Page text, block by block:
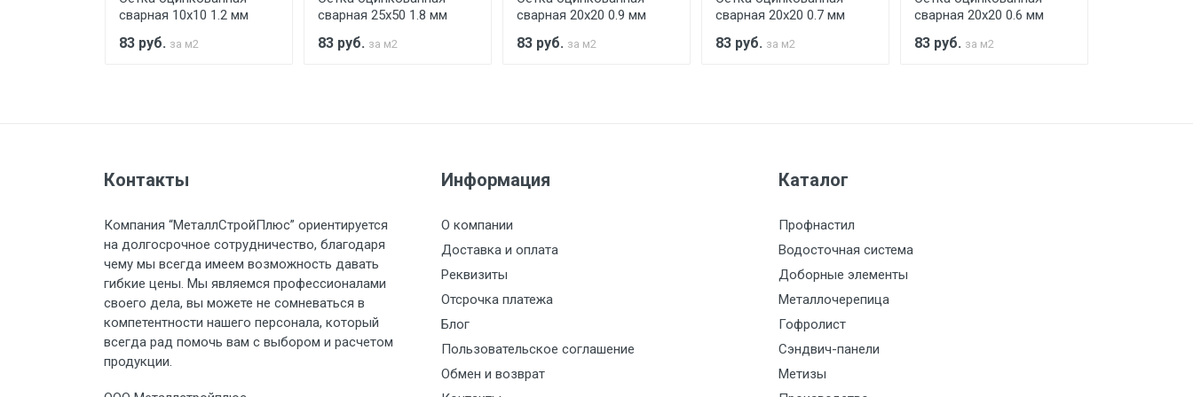
Груз до 6 м, вес до 3 тн 7500 с НДС 35р./км за МКАД
Груз до 6 м, вес до 5 тн 9000 с НДС 40р./км за МКАД
Груз до 6 м, вес до 8 тн 10000 с НДС 45р./км за МКАД
сварная 10х10 1.2 мм
83 руб. за м2
сварная 25х50 1.8 мм
83 руб. за м2
сварная 20х20 0.9 мм
83 руб. за м2
сварная 20х20 0.7 мм
83 руб. за м2
сварная 20х20 0.6 мм
83 руб. за м2
Контакты
Компания “МеталлСтройПлюс” ориентируется
на долгосрочное сотрудничество, благодаря
чему мы всегда имеем возможность давать
гибкие цены. Мы являемся профессионалами
своего дела, вы можете не сомневаться в
компетентности нашего персонала, который
всегда рад помочь вам с выбором и расчетом
продукции.
Информация
О компании
Доставка и оплата
Реквизиты
Отсрочка платежа
Блог
Пользовательское соглашение
Обмен и возврат
Каталог
Профнастил
Водосточная система
Доборные элементы
Металлочерепица
Гофролист
Сэндвич-панели
Метизы